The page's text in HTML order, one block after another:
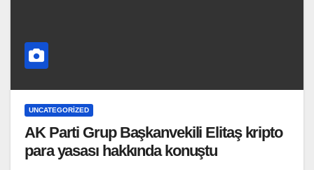
UNCATEGORIZED
AK Parti Grup Başkanvekili Elitaş kripto
para yasası hakkında konuştu